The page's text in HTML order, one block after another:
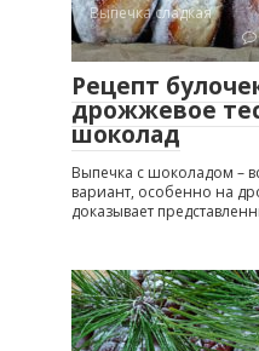
Выпечка сладкая
Рецепт
дрожжевое
шоколад
Выпечка с шоколадом –
вариант, особенно на
доказывает